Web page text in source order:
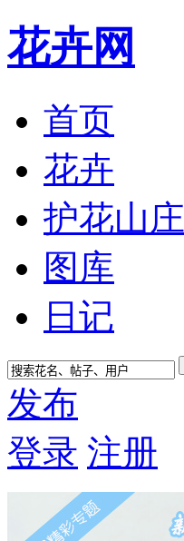
花卉网
首页
花卉
护花山庄
图库
日记
发布
登录 注册